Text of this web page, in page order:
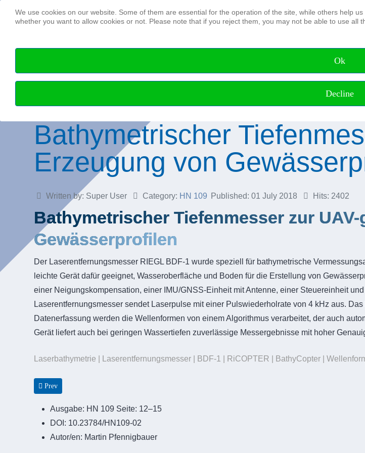
IFHS HPAS
Bathymetrischer
Erzeugung von
Written by: Super User Category: HN 109 Published: 01 July 2018 Hits: 2402
Bathymetrischer Tiefenmesser zur
Gewässerprofilen
Der Laserentfernungsmesser RIEGL BDF-1 wurde speziell für bathymetrische
leichte Gerät dafür geeignet, Wasseroberfläche und Boden für die Erstellung von
einer Neigungskompensation, einer IMU/GNSS-Einheit mit Antenne, einer Steuereinheit
Laserentfernungsmesser sendet Laserpulse mit einer Pulswiederholrate von 4 kHz aus.
Datenerfassung werden die Wellenformen von einem Algorithmus verarbeitet, der auch
Gerät liefert auch bei geringen Wassertiefen zuverlässige Messergebnisse mit hoher
Laserbathymetrie | Laserentfernungsmesser | BDF-1 | RiCOPTER | BathyCopter |
Previous article: Developing hydrographic management for the Saudi Arabian HO
Prev
Ausgabe: HN 109 Seite: 12–15
DOI: 10.23784/HN109-02
Autor/en: Martin Pfennigbauer
We use cookies on our website. Some of them are essential for the operation of the site, while others help
whether you want to allow cookies or not. Please note that if you reject them, you may not be able to use all
Ok
Decline